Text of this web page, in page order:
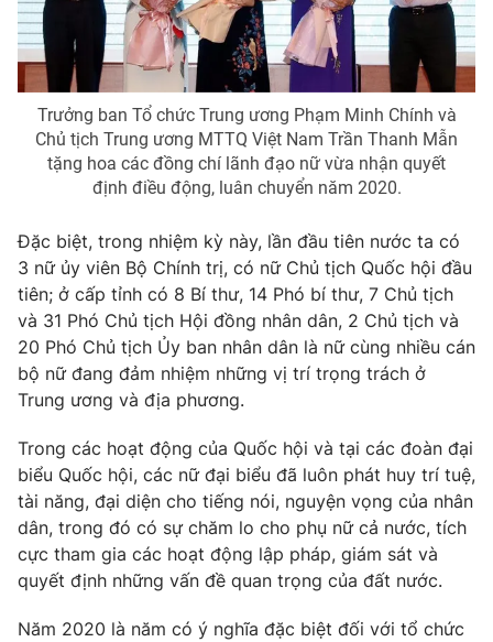
Trưởng ban Tổ chức Trung ương Phạm Minh Chính và
Chủ tịch Trung ương MTTQ Việt Nam Trần Thanh Mẫn
tặng hoa các đồng chí lãnh đạo nữ vừa nhận quyết
định điều động, luân chuyển năm 2020.
Đặc biệt, trong nhiệm kỳ này, lần đầu tiên nước ta có
3 nữ ủy viên Bộ Chính trị, có nữ Chủ tịch Quốc hội đầu
tiên; ở cấp tỉnh có 8 Bí thư, 14 Phó bí thư, 7 Chủ tịch
và 31 Phó Chủ tịch Hội đồng nhân dân, 2 Chủ tịch và
20 Phó Chủ tịch Ủy ban nhân dân là nữ cùng nhiều cán
bộ nữ đang đảm nhiệm những vị trí trọng trách ở
Trung ương và địa phương.
Trong các hoạt động của Quốc hội và tại các đoàn đại
biểu Quốc hội, các nữ đại biểu đã luôn phát huy trí tuệ,
tài năng, đại diện cho tiếng nói, nguyện vọng của nhân
dân, trong đó có sự chăm lo cho phụ nữ cả nước, tích
cực tham gia các hoạt động lập pháp, giám sát và
quyết định những vấn đề quan trọng của đất nước.
Năm 2020 là năm có ý nghĩa đặc biệt đối với tổ chức